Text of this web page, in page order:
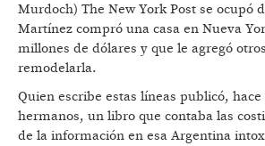
Murdoch) The New York Post se ocupó
Martínez compró una casa en Nueva
millones de dólares y que le agregó
remodelarla.
Quien escribe estas líneas publicó, hace
hermanos, un libro que contaba las
de la información en esa Argentina